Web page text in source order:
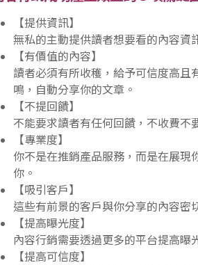
【提供資訊】
無私的主動提供讀者想要看的內容資
【有價值的內容】
讀者必須有所收穫，給予可信度高
鳴，自動分享你的文章。
【不提回饋】
不能要求讀者有任何回饋，不收費不
【專業度】
你不是在推銷產品服務，而是在展
你。
【吸引客戶】
這些有前景的客戶與你分享的內容密
【提高曝光度】
內容行銷需要透過更多的平台提高曝
【提高可信度】